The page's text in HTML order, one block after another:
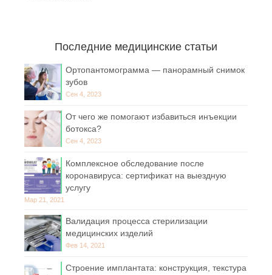
Последние медицинские статьи
Ортопантомограмма — панорамный снимок
зубов
Сен 4, 2023
От чего же помогают избавиться инъекции
ботокса?
Сен 4, 2023
Комплексное обследование после
коронавируса: сертификат на выездную
услугу
Мар 21, 2021
Валидация процесса стерилизации
медицинских изделий
Фев 14, 2021
Строение имплантата: конструкция, текстура